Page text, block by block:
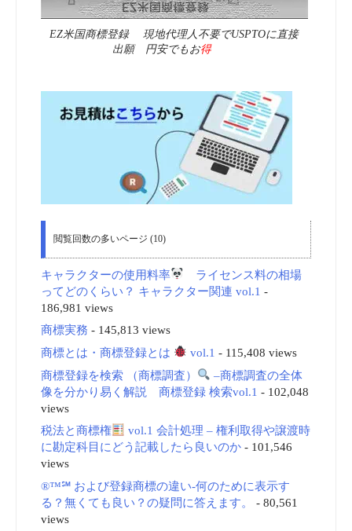
EZ米国商標登録 現地代理人不要でUSPTOに直接
出願 円安でもお得
閲覧回数の多いページ (10)
キャラクターの使用料率
ライセンス料の相場
ってどのくらい？ キャラクター関連 vol.1 -
186,981 views
商標実務 - 145,813 views
商標とは・商標登録とは
vol.1 - 115,408 views
商標登録を検索 （商標調査）
–商標調査の全体
像を分かり易く解説 商標登録 検索vol.1 - 102,048
views
税法と商標権
vol.1 会計処理 – 権利取得や譲渡時
に勘定科目にどう記載したら良いのか- 101,546
views
®™℠ および登録商標の違い-何のために表示す
る？無くても良い？の疑問に答えます。
- 80,561
views